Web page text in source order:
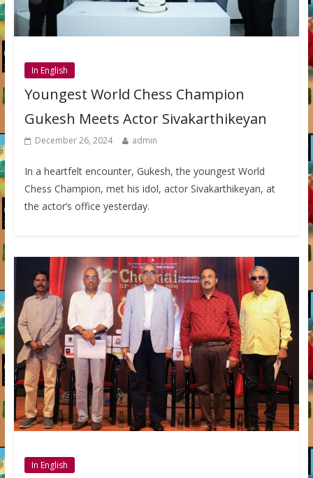
In English
Youngest World Chess Champion
Gukesh Meets Actor Sivakarthikeyan
December 26, 2024 admin
In a heartfelt encounter, Gukesh, the youngest World
Chess Champion, met his idol, actor Sivakarthikeyan, at
the actor’s office yesterday.
In English